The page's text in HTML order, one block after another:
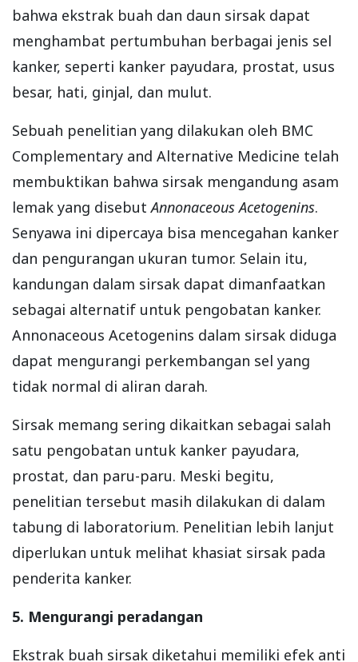
bahwa ekstrak buah dan daun sirsak dapat
menghambat pertumbuhan berbagai jenis sel
kanker, seperti kanker payudara, prostat, usus
besar, hati, ginjal, dan mulut.
Sebuah penelitian yang dilakukan oleh BMC
Complementary and Alternative Medicine telah
membuktikan bahwa sirsak mengandung asam
lemak yang disebutAnnonaceous Acetogenins.
Senyawa ini dipercaya bisa mencegahan kanker
dan pengurangan ukuran tumor. Selain itu,
kandungan dalam sirsak dapat dimanfaatkan
sebagai alternatif untuk pengobatan kanker.
Annonaceous Acetogenins dalam sirsak diduga
dapat mengurangi perkembangan sel yang
tidak normal di aliran darah.
Sirsak memang sering dikaitkan sebagai salah
satu pengobatan untuk kanker payudara,
prostat, dan paru-paru. Meski begitu,
penelitian tersebut masih dilakukan di dalam
tabung di laboratorium. Penelitian lebih lanjut
diperlukan untuk melihat khasiat sirsak pada
penderita kanker.
5. Mengurangi peradangan
Ekstrak buah sirsak diketahui memiliki efek anti